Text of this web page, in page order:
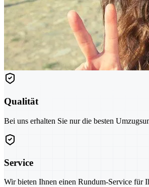
Qualität
Bei uns erhalten Sie nur die besten
Service
Wir bieten Ihnen einen Rundum-Service für